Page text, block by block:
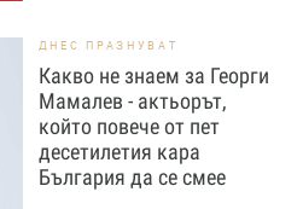
ДНЕС ПРАЗНУВАТ
Какво не знаем за Георги
Мамалев - актьорът,
който повече от пет
десетилетия кара
България да се смее